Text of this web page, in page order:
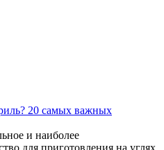
20 самых важных
и наиболее